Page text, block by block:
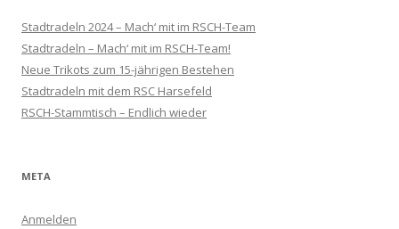
Stadtradeln 2024 – Mach‘ mit im RSCH-Team
Stadtradeln – Mach‘ mit im RSCH-Team!
Neue Trikots zum 15-jährigen Bestehen
Stadtradeln mit dem RSC Harsefeld
RSCH-Stammtisch – Endlich wieder
META
Anmelden